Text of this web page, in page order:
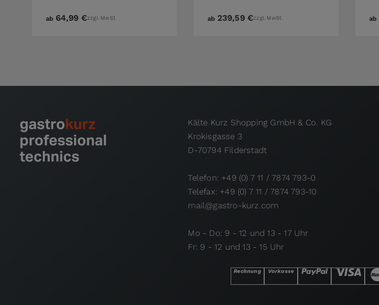
ab 64,99 €zzgl. MwSt. ab 239,59 €zzgl. MwSt. ab
Kälte Kurz Shopping GmbH & Co. KG
Krokisgasse 3
D-70794 Filderstadt
Telefon: +49 (0) 7 11 / 7874 793-0
Telefax: +49 (0) 7 11 / 7874 793-10
mail@gastro-kurz.com
Mo - Do: 9 - 12 und 13 - 17 Uhr
Fr: 9 - 12 und 13 - 15 Uhr
Rechnung Vorkasse